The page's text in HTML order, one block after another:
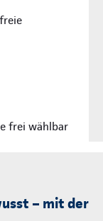
frei wählbar
– mit der